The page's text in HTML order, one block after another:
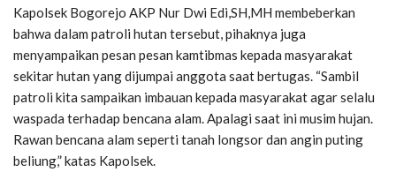
Kapolsek Bogorejo AKP Nur Dwi Edi,SH,MH membeberkan
bahwa dalam patroli hutan tersebut, pihaknya juga
menyampaikan pesan pesan kamtibmas kepada masyarakat
sekitar hutan yang dijumpai anggota saat bertugas. “Sambil
patroli kita sampaikan imbauan kepada masyarakat agar selalu
waspada terhadap bencana alam. Apalagi saat ini musim hujan.
Rawan bencana alam seperti tanah longsor dan angin puting
beliung,” katas Kapolsek.